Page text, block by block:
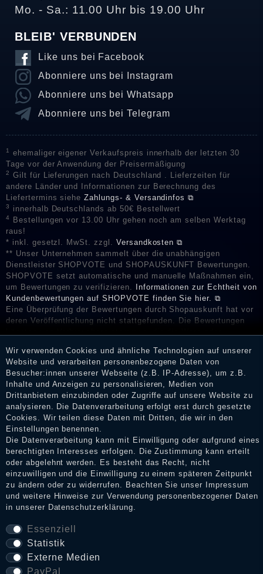
Mo. - Sa.: 11.00 Uhr bis 19.00 Uhr
BLEIB' VERBUNDEN
Like uns bei Facebook
Abonniere uns bei Instagram
Abonniere uns bei Whatsapp
Abonniere uns bei Telegram
1
ehemaliger eigener Verkaufspreis innerhalb der letzten 30
Tage vor der Anwendung der Preisermäßigung
2
Gilt für Lieferungen nach Deutschland . Lieferzeiten für
andere Länder und Informationen zur Berechnung des
Liefertermins sieheZahlungs- & Versandinfos ⧉
3 innerhalb Deutschlands ab 50€ Bestellwert
4
Bestellungen vor 13.00 Uhr gehen noch am selben Werktag
raus!
* inkl. gesetzl. MwSt. zzgl. Versandkosten ⧉
** Unser Unternehmen sammelt über die unabhängigen
Dienstleister SHOPVOTE und SHOPAUSKUNFT Bewertungen.
SHOPVOTE setzt automatische und manuelle Maßnahmen ein,
um Bewertungen zu verifizieren.
Informationen zur Echtheit von
Kundenbewertungen auf SHOPVOTE finden Sie hier. ⧉
Eine Überprüfung der Bewertungen durch Shopauskunft hat vor
deren Veröffentlichung nicht stattgefunden. Die Bewertungen
Erhalt einer Benachrichtigungs-E-Mail können Händler die
Bewertungen verifizieren und über die erfolgte Verifizierung im
Shop informieren.
Impressum
Daten­schutz­erklärung
AGB
Widerrufs­recht
Wir verwenden Cookies und ähnliche Technologien auf unserer
Website und verarbeiten personenbezogene Daten von
Besucher:innen unserer Webseite (z.B. IP-Adresse), um z.B.
Inhalte und Anzeigen zu personalisieren, Medien von
Drittanbietern einzubinden oder Zugriffe auf unsere Website zu
analysieren. Die Datenverarbeitung erfolgt erst durch gesetzte
Cookies. Wir teilen diese Daten mit Dritten, die wir in den
Einstellungen benennen.
Die Datenverarbeitung kann mit Einwilligung oder aufgrund eines
berechtigten Interesses erfolgen. Die Zustimmung kann erteilt
oder abgelehnt werden. Es besteht das Recht, nicht
einzuwilligen und die Einwilligung zu einem späteren Zeitpunkt
zu ändern oder zu widerrufen. Beachten Sie unser
Impressum
und weitere Hinweise zur Verwendung personenbezogener Daten
in unserer Daten­schutz­erklärung.
Essenziell
Statistik
Externe Medien
PayPal